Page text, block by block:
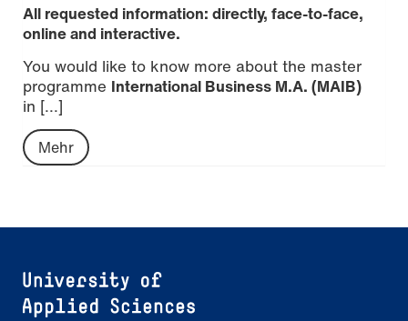
All requested information: directly, face-to-face,
online and interactive.
You would like to know more about the master
programme International Business M.A. (MAIB)
in [...]
Mehr